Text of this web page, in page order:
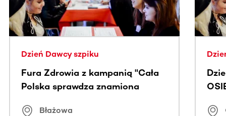
Dzień Dawcy szpiku
Fura Zdrowia z kampanią "Cała
Polska sprawdza znamiona
Błażowa